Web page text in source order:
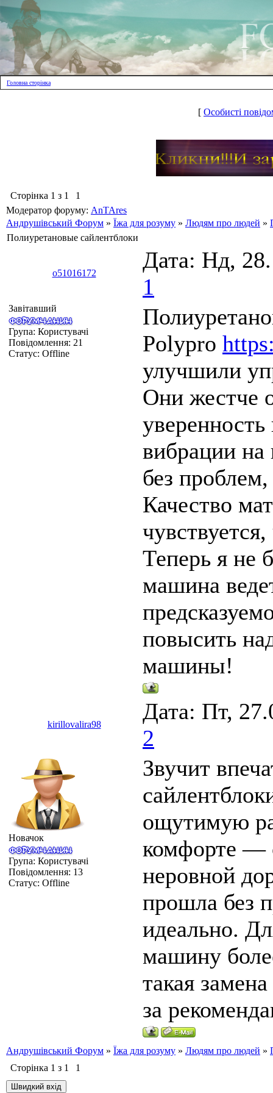
Головна сторінка
[ Особисті
Сторінка 1 з 1
1
Модератор форуму: AnTAres
Андрушівський Форум » Їжа для розуму » Людям про людей »
Полиуретановые сайлентблоки
o51016172
Дата: Нд,
1
Завітавший
Група: Користувачі
Повідомлення: 21
Статус: Offline
Polypro
улучшили
Они жестче
вибрации на
без
Качество
Теперь я не
машина
повысить
машины!
kirillovalira98
Дата: Пт,
2
Новачок
Група: Користувачі
Повідомлення: 13
Статус: Offline
Звучит
ощутимую
комфорте —
неровной
прошла без
идеально.
машину
такая
за
Андрушівський Форум » Їжа для розуму » Людям про людей »
Сторінка 1 з 1 1